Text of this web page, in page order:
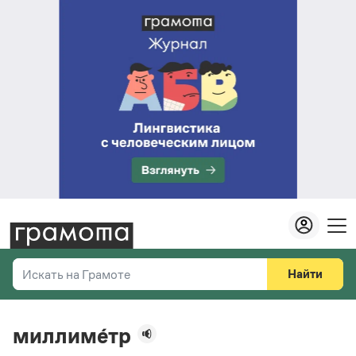
Искать на Грамоте
Справочная служба
Найти
миллиме́тр